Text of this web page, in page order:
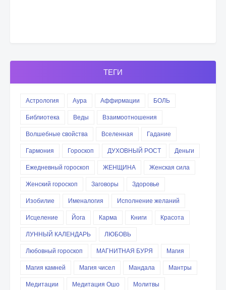
ТЕГИ
Астрология Аура Аффирмации
БОЛЬ
Библиотека
Веды
Взаимоотношения
Волшебные свойства
Вселенная
Гадание
Гармония
Гороскоп ДУХОВНЫЙ РОСТ
Деньги
Ежедневный гороскоп
ЖЕНЩИНА
Женская сила
Женский гороскоп
Заговоры
Здоровье
Изобилие
Именалогия
Исполнение желаний
Исцеление
Йога Карма Книги
Красота
ЛУННЫЙ КАЛЕНДАРЬ
ЛЮБОВЬ
Любовный гороскоп
МАГНИТНАЯ БУРЯ
Магия
Магия камней
Магия чисел Мандала
Мантры
Медитации
Медитация Ошо
Молитвы